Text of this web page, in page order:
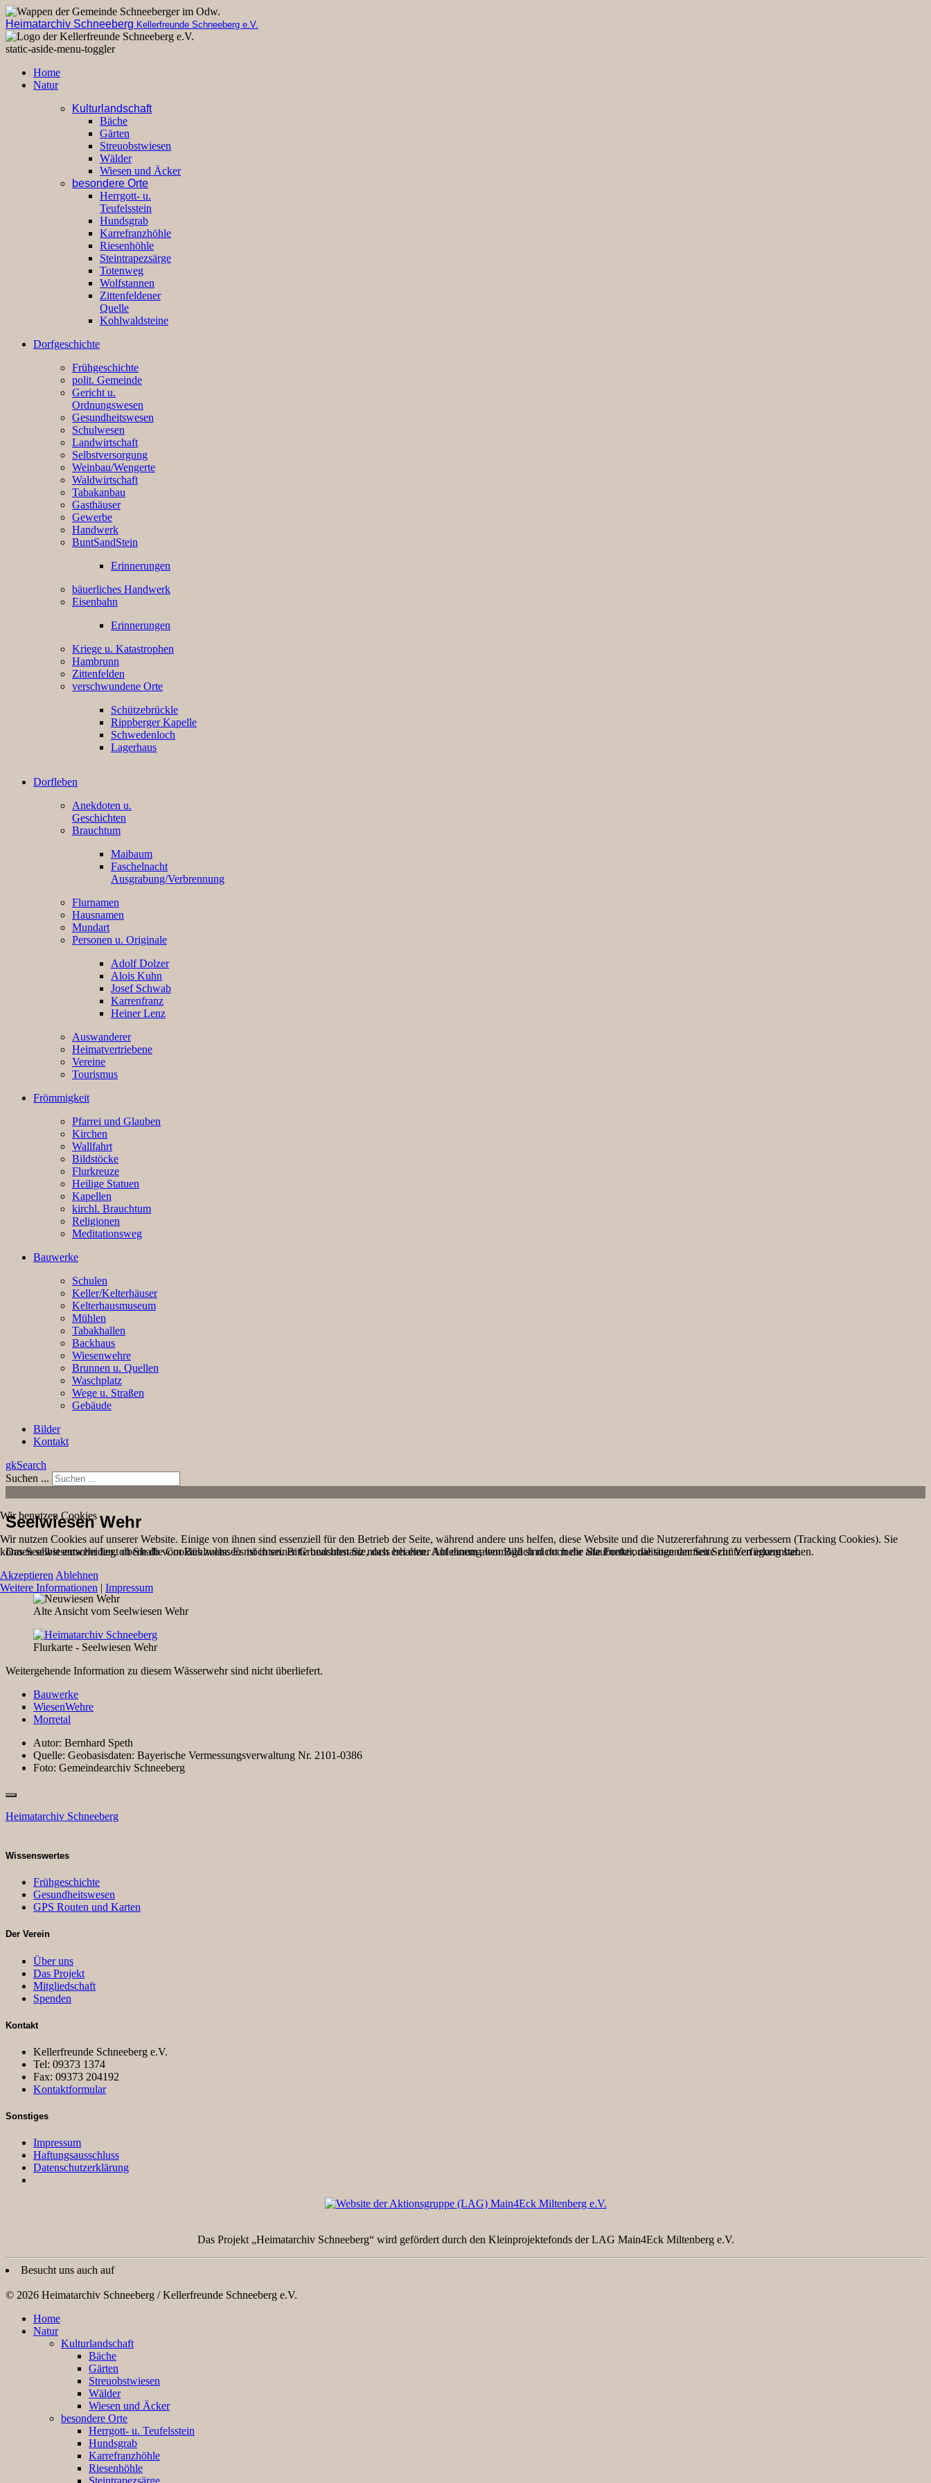
Heimatarchiv Schneeberg Kellerfreunde Schneeberg e.V.
static-aside-menu-toggler
Home
Natur
Kulturlandschaft
Bäche
Gärten
Streuobstwiesen
Wälder
Wiesen und Äcker
besondere Orte
Herrgott- u.
Teufelsstein
Hundsgrab
Karrefranzhöhle
Riesenhöhle
Steintrapezsärge
Totenweg
Wolfstannen
Zittenfeldener
Quelle
Kohlwaldsteine
Dorfgeschichte
Frühgeschichte
polit. Gemeinde
Gericht u.
Ordnungswesen
Gesundheitswesen
Schulwesen
Landwirtschaft
Selbstversorgung
Weinbau/Wengerte
Waldwirtschaft
Tabakanbau
Gasthäuser
Gewerbe
Handwerk
BuntSandStein
Erinnerungen
bäuerliches Handwerk
Eisenbahn
Erinnerungen
Kriege u. Katastrophen
Hambrunn
Zittenfelden
verschwundene Orte
Schützebrückle
Rippberger Kapelle
Schwedenloch
Lagerhaus
Dorfleben
Anekdoten u.
Geschichten
Brauchtum
Maibaum
Faschelnacht
Ausgrabung/Verbrennung
Flurnamen
Hausnamen
Mundart
Personen u. Originale
Adolf Dolzer
Alois Kuhn
Josef Schwab
Karrenfranz
Heiner Lenz
Auswanderer
Heimatvertriebene
Vereine
Tourismus
Frömmigkeit
Pfarrei und Glauben
Kirchen
Wallfahrt
Bildstöcke
Flurkreuze
Heilige Statuen
Kapellen
kirchl. Brauchtum
Religionen
Meditationsweg
Bauwerke
Schulen
Keller/Kelterhäuser
Kelterhausmuseum
Mühlen
Tabakhallen
Backhaus
Wiesenwehre
Brunnen u. Quellen
Waschplatz
Wege u. Straßen
Gebäude
Bilder
Kontakt
gkSearch
Suchen ...
Seelwiesen Wehr
Das Seelwiesenwehr liegt oberhalb vom Bühlwehr. Es ist in seiner Grundsubstanz noch erhalten. Auf einem alten Bild sind noch die Staubretter, die sogenannten Schützen erkennbar.
Alte Ansicht vom Seelwiesen Wehr
Flurkarte - Seelwiesen Wehr
Weitergehende Information zu diesem Wässerwehr sind nicht überliefert.
Bauwerke
WiesenWehre
Morretal
Autor: Bernhard Speth
Quelle: Geobasisdaten: Bayerische Vermessungsverwaltung Nr. 2101-0386
Foto: Gemeindearchiv Schneeberg
Heimatarchiv Schneeberg
Wissenswertes
Frühgeschichte
Gesundheitswesen
GPS Routen und Karten
Der Verein
Über uns
Das Projekt
Mitgliedschaft
Spenden
Kontakt
Kellerfreunde Schneeberg e.V.
Tel: 09373 1374
Fax: 09373 204192
Kontaktformular
Sonstiges
Impressum
Haftungsausschluss
Datenschutzerklärung
Das Projekt „Heimatarchiv Schneeberg“ wird gefördert durch den Kleinprojektefonds der LAG Main4Eck Miltenberg e.V.
Besucht uns auch auf
© 2026 Heimatarchiv Schneeberg / Kellerfreunde Schneeberg e.V.
Home
Natur
Kulturlandschaft
Bäche
Gärten
Streuobstwiesen
Wälder
Wiesen und Äcker
besondere Orte
Herrgott- u. Teufelsstein
Hundsgrab
Karrefranzhöhle
Riesenhöhle
Wir benutzen Cookies
Wir nutzen Cookies auf unserer Website. Einige von ihnen sind essenziell für den Betrieb der Seite, während andere uns helfen, diese Website und die Nutzererfahrung zu verbessern (Tracking Cookies). Sie
können selbst entscheiden, ob Sie die Cookies zulassen möchten. Bitte beachten Sie, dass bei einer Ablehnung womöglich nicht mehr alle Funktionalitäten der Seite zur Verfügung stehen.
Akzeptieren Ablehnen
Weitere Informationen | Impressum